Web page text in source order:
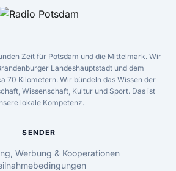
Zeit für Potsdam und die Mittelmark. Wir
Landeshauptstadt und dem
70 Kilometern. Wir bündeln das Wissen der
Wissenschaft, Kultur und Sport. Das ist
lokale Kompetenz.
SENDER
Werbung & Kooperationen